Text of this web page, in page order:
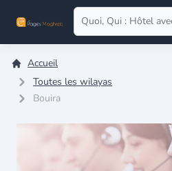
Accueil
Toutes les wilayas
Bouira